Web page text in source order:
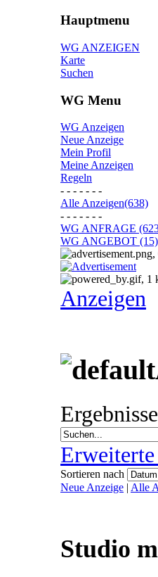
Hauptmenu
WG ANZEIGEN
Karte
Suchen
WG Menu
WG Anzeigen
Neue Anzeige
Mein Profil
Meine Anzeigen
Regeln
- - - - - - -
Alle Anzeigen(638)
- - - - - - -
WG ANFRAGE
WG ANGEBOT (15)
Anzeigen
Erweiterte
Sortieren nach
Neue Anzeige | Alle
Studio